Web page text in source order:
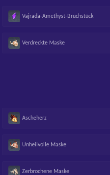
Vajrada-Amethyst-Bruchstück
Verdreckte Maske
Ascheherz
Unheilvolle Maske
Zerbrochene Maske